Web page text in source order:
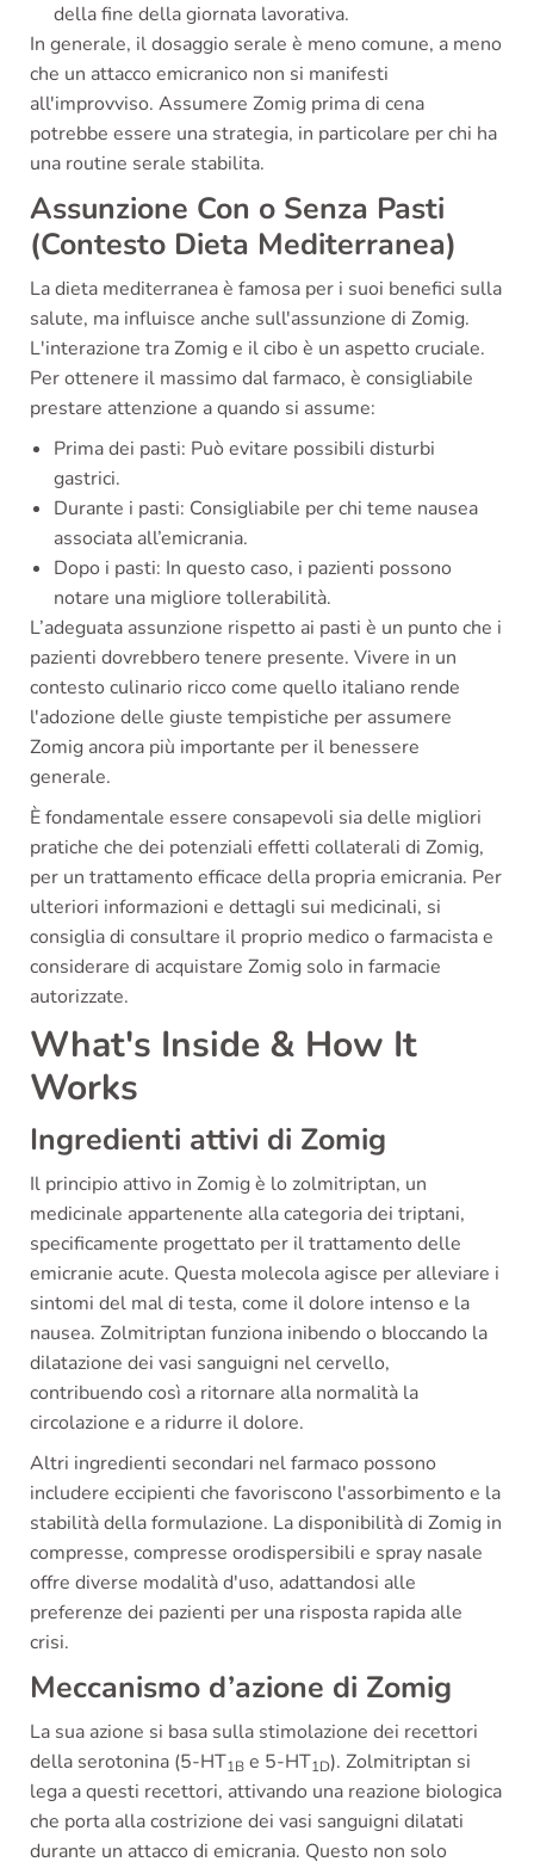
della fine della giornata lavorativa.
In generale, il dosaggio serale è meno comune, a meno
che un attacco emicranico non si manifesti
all'improvviso. Assumere Zomig prima di cena
potrebbe essere una strategia, in particolare per chi ha
una routine serale stabilita.
Assunzione Con o Senza Pasti
(Contesto Dieta Mediterranea)
La dieta mediterranea è famosa per i suoi benefici sulla
salute, ma influisce anche sull'assunzione di Zomig.
L'interazione tra Zomig e il cibo è un aspetto cruciale.
Per ottenere il massimo dal farmaco, è consigliabile
prestare attenzione a quando si assume:
Prima dei pasti: Può evitare possibili disturbi
gastrici.
Durante i pasti: Consigliabile per chi teme nausea
associata all’emicrania.
Dopo i pasti: In questo caso, i pazienti possono
notare una migliore tollerabilità.
L’adeguata assunzione rispetto ai pasti è un punto che i
pazienti dovrebbero tenere presente. Vivere in un
contesto culinario ricco come quello italiano rende
l'adozione delle giuste tempistiche per assumere
Zomig ancora più importante per il benessere
generale.
È fondamentale essere consapevoli sia delle migliori
pratiche che dei potenziali effetti collaterali di Zomig,
per un trattamento efficace della propria emicrania. Per
ulteriori informazioni e dettagli sui medicinali, si
consiglia di consultare il proprio medico o farmacista e
considerare di acquistare Zomig solo in farmacie
autorizzate.
What's Inside & How It
Works
Ingredienti attivi di Zomig
Il principio attivo in Zomig è lo zolmitriptan, un
medicinale appartenente alla categoria dei triptani,
specificamente progettato per il trattamento delle
emicranie acute. Questa molecola agisce per alleviare i
sintomi del mal di testa, come il dolore intenso e la
nausea. Zolmitriptan funziona inibendo o bloccando la
dilatazione dei vasi sanguigni nel cervello,
contribuendo così a ritornare alla normalità la
circolazione e a ridurre il dolore.
Altri ingredienti secondari nel farmaco possono
includere eccipienti che favoriscono l'assorbimento e la
stabilità della formulazione. La disponibilità di Zomig in
compresse, compresse orodispersibili e spray nasale
offre diverse modalità d'uso, adattandosi alle
preferenze dei pazienti per una risposta rapida alle
crisi.
Meccanismo d’azione di Zomig
La sua azione si basa sulla stimolazione dei recettori
della serotonina (5-HT1B e 5-HT1D). Zolmitriptan si
lega a questi recettori, attivando una reazione biologica
che porta alla costrizione dei vasi sanguigni dilatati
durante un attacco di emicrania. Questo non solo